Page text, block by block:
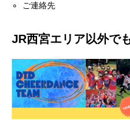
ご連絡先
JR西宮エリア以外で